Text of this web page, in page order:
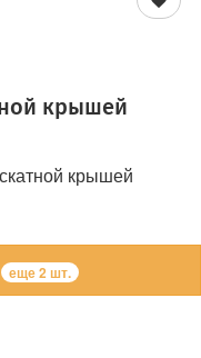
крышей
крышей
еще 2 шт.